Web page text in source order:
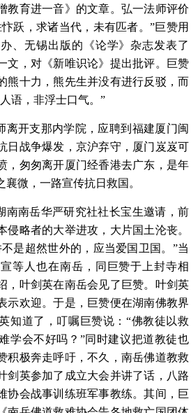
教育进一音》的文章。弘一法师评价
跃，求诸当代，未有匹者。”巨赞用
、无锡出版的《论学》杂志发表了
文，对《新唯识论》提出批评。巨赞
熊十力，熊先生并没有进行反驳，而
语，非浮士口气。”
离开支那内学院，应聘到福建厦门闽
日战争爆发，京沪弃守，厦门岌岌可
，匆匆离开厦门经香港去广东，是年
微，一路宣传抗日救国。
南南岳华严研究社社长宝生邀请，前
侵略者的大举进攻，大片国土沦丧。
是超然世外的，应当爱国卫国。”当
等人也在南岳，同巨赞于上封寺相
，叶剑英在南岳会见了巨赞。叶剑英
示欢迎。于是，巨赞便在湖南佛教界
知道了，叮嘱巨赞说：“佛教徒以救
学会不好吗？”同时建议把道教徒也
积极奔走呼吁，不久，南岳佛道教救
剑英参加了成立大会并讲了话，八路
协会战事训练班军事教练。其间，巨